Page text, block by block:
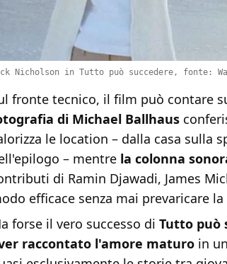
Nicholson in Tutto può succedere, fonte:
fronte tecnico, il film può contare
di Michael Ballhaus
le location – dalla casa sulla
– mentre la colonna
di Ramin Djawadi, James
efficace senza mai prevaricare
forse il vero successo di Tutto può
raccontato l'amore maturo in